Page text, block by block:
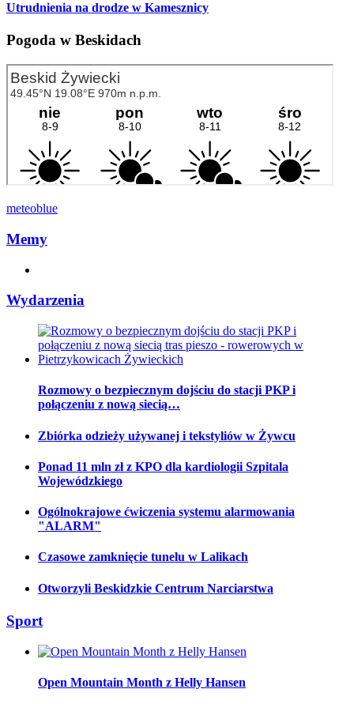
Utrudnienia na drodze w Kamesznicy
Pogoda w Beskidach
meteoblue
Memy
Wydarzenia
Rozmowy o bezpiecznym dojściu do stacji PKP i
połączeniu z nową siecią…
Zbiórka odzieży używanej i tekstyliów w Żywcu
Ponad 11 mln zł z KPO dla kardiologii Szpitala
Wojewódzkiego
Ogólnokrajowe ćwiczenia systemu alarmowania
"ALARM"
Czasowe zamknięcie tunelu w Lalikach
Otworzyli Beskidzkie Centrum Narciarstwa
Sport
Open Mountain Month z Helly Hansen